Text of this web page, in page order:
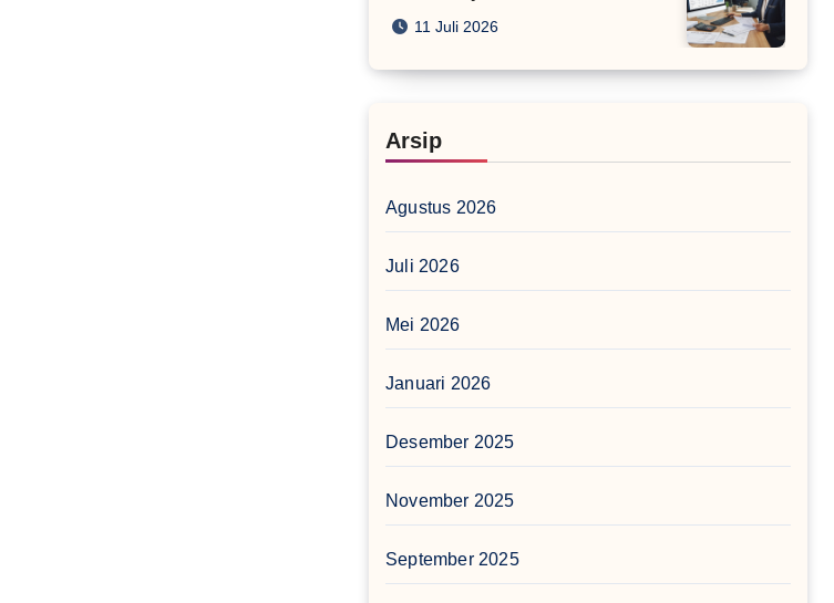
11 Juli 2026
Arsip
Agustus 2026
Juli 2026
Mei 2026
Januari 2026
Desember 2025
November 2025
September 2025